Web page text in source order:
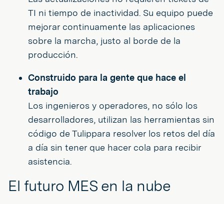
TI ni tiempo de inactividad. Su equipo puede
mejorar continuamente las aplicaciones
sobre la marcha, justo al borde de la
producción.
Construido para la gente que hace el
trabajo
Los ingenieros y operadores, no sólo los
desarrolladores, utilizan las herramientas sin
código de Tulippara resolver los retos del día
a día sin tener que hacer cola para recibir
asistencia.
El futuro MES en la nube